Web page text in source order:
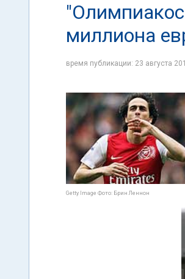
миллиона
время публикации: 23 августа
Getty Image Фото: Брин Леннон